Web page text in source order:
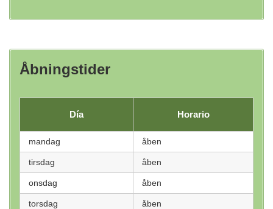
Åbningstider
Día Horario
mandag åben
tirsdag åben
onsdag åben
torsdag åben